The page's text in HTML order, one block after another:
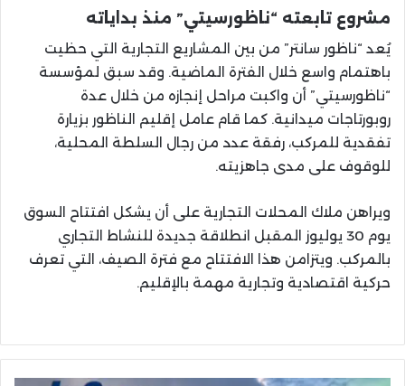
مشروع تابعته “ناظورسيتي” منذ بداياته
يُعد “ناظور سانتر” من بين المشاريع التجارية التي حظيت
باهتمام واسع خلال الفترة الماضية. وقد سبق لمؤسسة
“ناظورسيتي” أن واكبت مراحل إنجازه من خلال عدة
روبورتاجات ميدانية. كما قام عامل إقليم الناظور بزيارة
تفقدية للمركب، رفقة عدد من رجال السلطة المحلية،
للوقوف على مدى جاهزيته.
ويراهن ملاك المحلات التجارية على أن يشكل افتتاح السوق
يوم 30 يوليوز المقبل انطلاقة جديدة للنشاط التجاري
بالمركب. ويتزامن هذا الافتتاح مع فترة الصيف، التي تعرف
حركية اقتصادية وتجارية مهمة بالإقليم.